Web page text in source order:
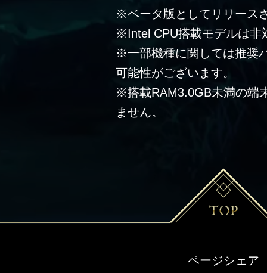
※ベータ版としてリリース
※Intel CPU搭載モデルは非
※一部機種に関しては推奨
可能性がございます。
※搭載RAM3.0GB未満の端
ません。
ページシェア